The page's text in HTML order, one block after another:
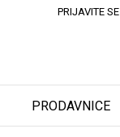
PRIJAVITE SE
PRODAVNICE